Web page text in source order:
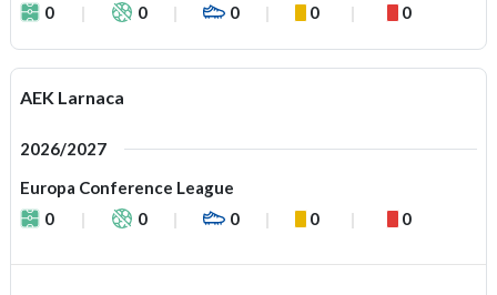
0
0 0 0 0
AEK Larnaca
2026/2027
Europa Conference League
0
0 0 0 0